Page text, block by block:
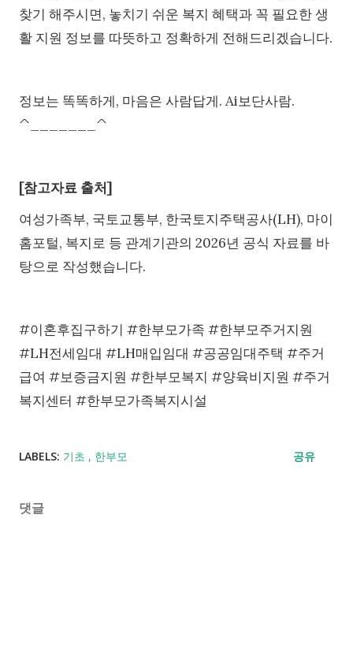
찾기 해주시면, 놓치기 쉬운 복지 혜택과 꼭 필요한 생
활 지원 정보를 따뜻하고 정확하게 전해드리겠습니다.
정보는 똑똑하게, 마음은 사람답게. Ai보단사람.
^_______^
[참고자료 출처]
여성가족부, 국토교통부, 한국토지주택공사(LH), 마이
홈포털, 복지로 등 관계기관의 2026년 공식 자료를 바
탕으로 작성했습니다.
#이혼후집구하기 #한부모가족 #한부모주거지원
#LH전세임대 #LH매입임대 #공공임대주택 #주거
급여 #보증금지원 #한부모복지 #양육비지원 #주거
복지센터 #한부모가족복지시설
LABELS: 기초 한부모 공유
댓글